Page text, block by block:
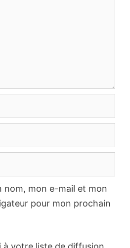
nom, mon e-mail et mon
pour mon prochain